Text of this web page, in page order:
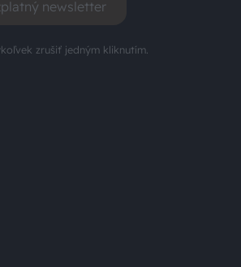
newsletter
zrušiť jedným kliknutím.